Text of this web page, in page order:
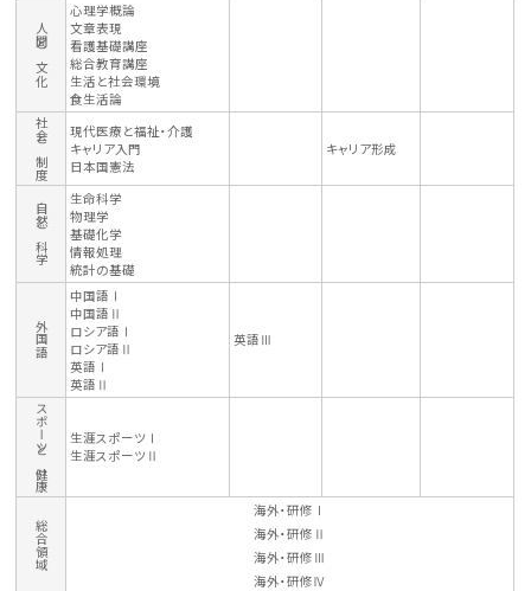
人間と文化
心理学概論
文章表現
看護基礎講座
総合教育講座
生活と社会環境
食生活論
社会と制度
現代医療と福祉・介護
キャリア入門
日本国憲法
キャリア形成
自然と科学
生命科学
物理学
基礎化学
情報処理
統計の基礎
外国語
中国語Ⅰ
中国語Ⅱ
ロシア語Ⅰ
ロシア語Ⅱ
英語Ⅰ
英語Ⅱ
英語Ⅲ
スポーツと健康
生涯スポーツⅠ
生涯スポーツⅡ
総合領域
海外・研修Ⅰ
海外・研修Ⅱ
海外・研修Ⅲ
海外・研修Ⅳ